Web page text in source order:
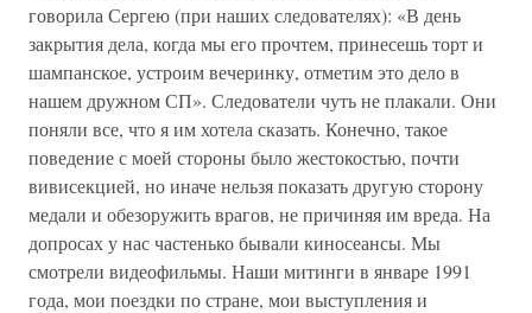
говорила Сергею (при наших следователях): «В день
закрытия дела, когда мы его прочтем, принесешь торт и
шампанское, устроим вечеринку, отметим это дело в
нашем дружном СП». Следователи чуть не плакали. Они
поняли все, что я им хотела сказать. Конечно, такое
поведение с моей стороны было жестокостью, почти
вивисекцией, но иначе нельзя показать другую сторону
медали и обезоружить врагов, не причиняя им вреда. На
допросах у нас частенько бывали киносеансы. Мы
смотрели видеофильмы. Наши митинги в январе 1991
года, мои поездки по стране, мои выступления и